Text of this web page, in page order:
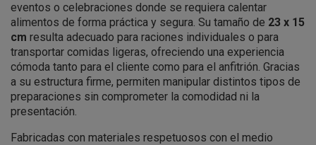
eventos o celebraciones donde se requiera calentar
alimentos de forma práctica y segura. Su tamaño de 23 x 15
cm resulta adecuado para raciones individuales o para
transportar comidas ligeras, ofreciendo una experiencia
cómoda tanto para el cliente como para el anfitrión. Gracias
a su estructura firme, permiten manipular distintos tipos de
preparaciones sin comprometer la comodidad ni la
presentación.
Fabricadas con materiales respetuosos con el medio